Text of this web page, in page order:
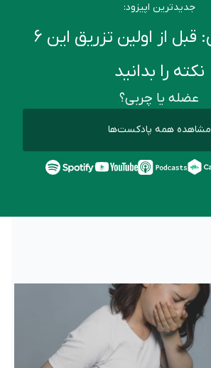
جدیدترین اپیزود:
آمپول لاغری: قبل از اولین تزریق این ۶
نکته را بدانید
عضله یا چربی؟
مشاهده همه پادکست‌ها